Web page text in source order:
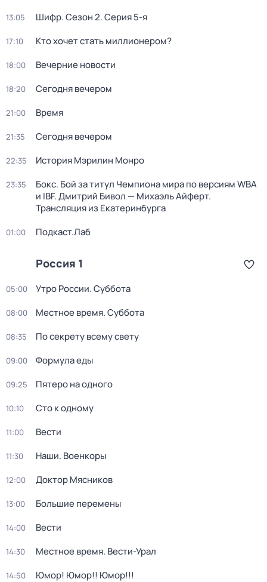
13:05 Шифр. Сезон 2. Серия 5-я
17:10 Кто хочет стать миллионером?
18:00 Вечерние новости
18:20 Сегодня вечером
21:00 Время
21:35 Сегодня вечером
22:35 История Мэрилин Монро
23:35
Бокс. Бой за титул Чемпиона мира по версиям WBA
и IBF. Дмитрий Бивол — Михаэль Айферт.
Трансляция из Екатеринбурга
01:00 Подкаст.Лаб
Россия 1
05:00 Утро России. Суббота
08:00 Местное время. Суббота
08:35 По секрету всему свету
09:00 Формула еды
09:25 Пятеро на одного
10:10 Сто к одному
11:00 Вести
11:30 Наши. Военкоры
12:00 Доктор Мясников
13:00 Большие перемены
14:00 Вести
14:30 Местное время. Вести-Урал
14:50 Юмор! Юмор!! Юмор!!!